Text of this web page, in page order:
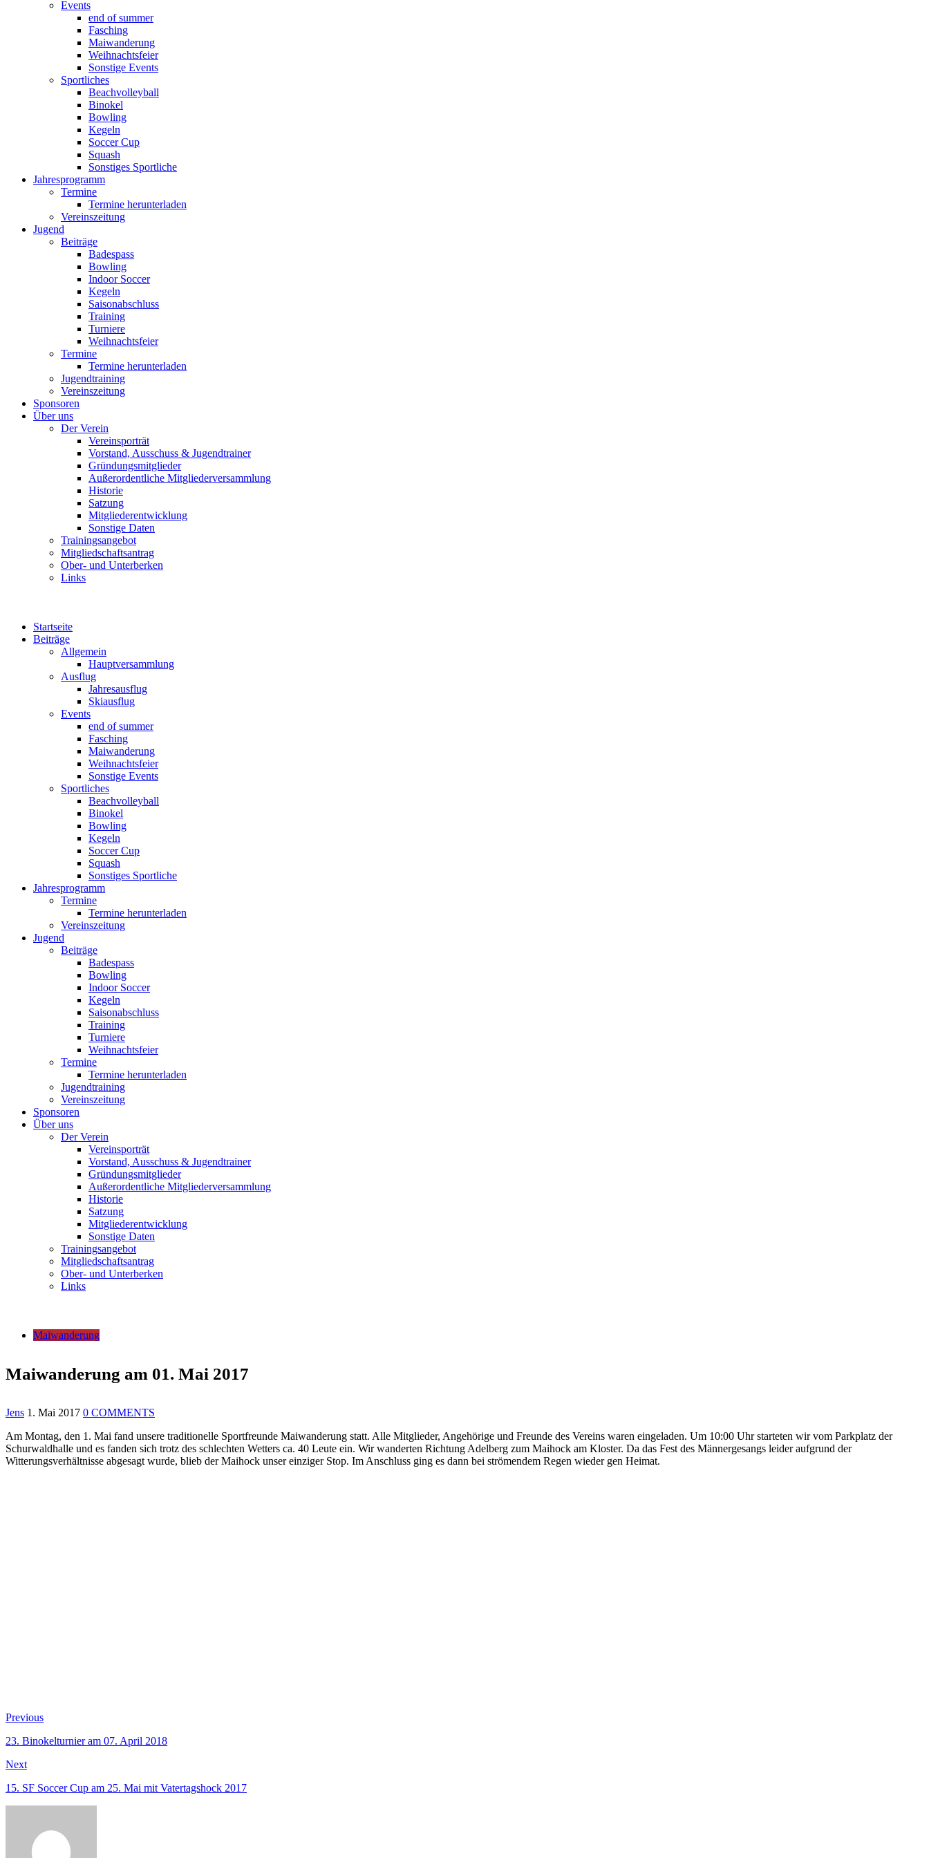
Events
end of summer
Fasching
Maiwanderung
Weihnachtsfeier
Sonstige Events
Sportliches
Beachvolleyball
Binokel
Bowling
Kegeln
Soccer Cup
Squash
Sonstiges Sportliche
Jahresprogramm
Termine
Termine herunterladen
Vereinszeitung
Jugend
Beiträge
Badespass
Bowling
Indoor Soccer
Kegeln
Saisonabschluss
Training
Turniere
Weihnachtsfeier
Termine
Termine herunterladen
Jugendtraining
Vereinszeitung
Sponsoren
Über uns
Der Verein
Vereinsporträt
Vorstand, Ausschuss & Jugendtrainer
Gründungsmitglieder
Außerordentliche Mitgliederversammlung
Historie
Satzung
Mitgliederentwicklung
Sonstige Daten
Trainingsangebot
Mitgliedschaftsantrag
Ober- und Unterberken
Links
Startseite
Beiträge
Allgemein
Hauptversammlung
Ausflug
Jahresausflug
Skiausflug
Events
end of summer
Fasching
Maiwanderung
Weihnachtsfeier
Sonstige Events
Sportliches
Beachvolleyball
Binokel
Bowling
Kegeln
Soccer Cup
Squash
Sonstiges Sportliche
Jahresprogramm
Termine
Termine herunterladen
Vereinszeitung
Jugend
Beiträge
Badespass
Bowling
Indoor Soccer
Kegeln
Saisonabschluss
Training
Turniere
Weihnachtsfeier
Termine
Termine herunterladen
Jugendtraining
Vereinszeitung
Sponsoren
Über uns
Der Verein
Vereinsporträt
Vorstand, Ausschuss & Jugendtrainer
Gründungsmitglieder
Außerordentliche Mitgliederversammlung
Historie
Satzung
Mitgliederentwicklung
Sonstige Daten
Trainingsangebot
Mitgliedschaftsantrag
Ober- und Unterberken
Links
Maiwanderung
Maiwanderung am 01. Mai 2017
Jens 1. Mai 2017 0 COMMENTS
Am Montag, den 1. Mai fand unsere traditionelle Sportfreunde Maiwanderung statt. Alle Mitglieder, Angehörige und Freunde des Vereins waren eingeladen. Um 10:00 Uhr starteten wir vom Parkplatz der
Schurwaldhalle und es fanden sich trotz des schlechten Wetters ca. 40 Leute ein. Wir wanderten Richtung Adelberg zum Maihock am Kloster. Da das Fest des Männergesangs leider aufgrund der
Witterungsverhältnisse abgesagt wurde, blieb der Maihock unser einziger Stop. Im Anschluss ging es dann bei strömendem Regen wieder gen Heimat.
Beitragsnavigation
PreviousPrevious
23. Binokelturnier am 07. April 2018
NextNext
15. SF Soccer Cup am 25. Mai mit Vatertagshock 2017